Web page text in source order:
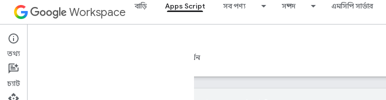
Workspace বাড়ি Apps Script সব পণ্য সম্পদ এমসিপি সার্ভার
Apps Script
ওভারভিউ সমর্থন
তথ্য
চ্যাট